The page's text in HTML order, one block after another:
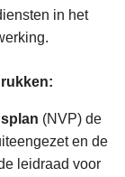
in het
(NVP) de
en de
leidraad voor